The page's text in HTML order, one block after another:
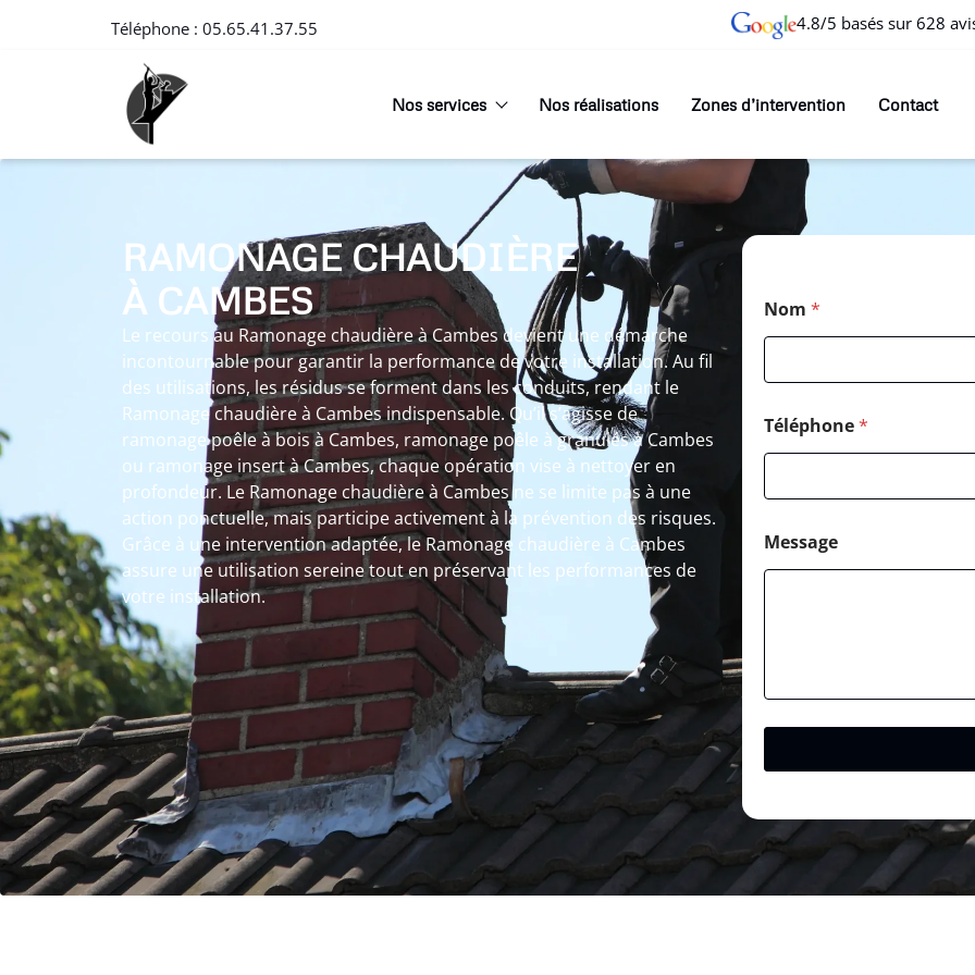
Téléphone : 05.65.41.37.55 4.8/5 basés sur 628
Nos services Nos réalisations Zones d’intervention Contact
RAMONAGE CHAUDIÈRE
À CAMBES
Le recours au Ramonage chaudière à Cambes devient une démarche
incontournable pour garantir la performance de votre installation. Au fil
des utilisations, les résidus se forment dans les conduits, rendant le
Ramonage chaudière à Cambes indispensable. Qu’il s’agisse de
ramonage poêle à bois à Cambes, ramonage poêle à granulés à Cambes
ou ramonage insert à Cambes, chaque opération vise à nettoyer en
profondeur. Le Ramonage chaudière à Cambes ne se limite pas à une
action ponctuelle, mais participe activement à la prévention des risques.
Grâce à une intervention adaptée, le Ramonage chaudière à Cambes
assure une utilisation sereine tout en préservant les performances de
votre installation.
Nom *
Téléphone*
Message